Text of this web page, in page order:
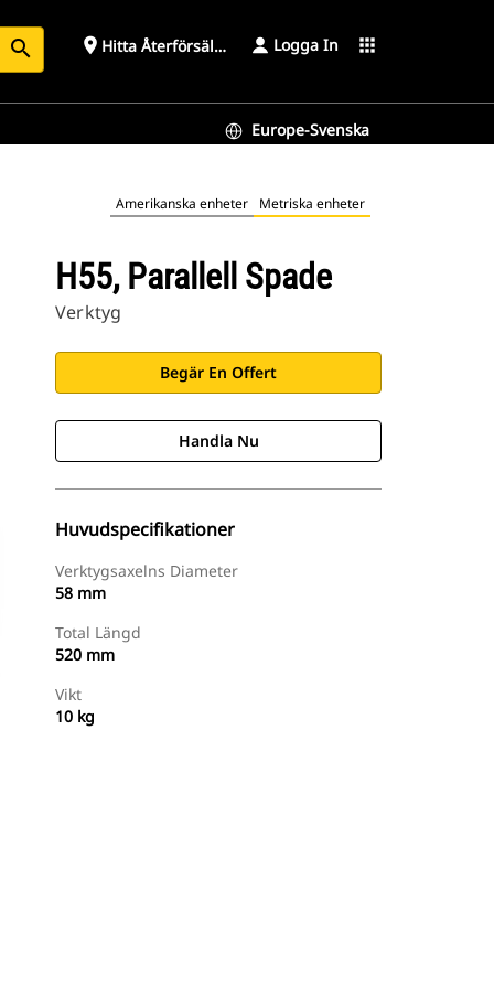
search place Hitta Återförsäljare Logga In apps
Europe-Svenska
Amerikanska enheter Metriska enheter
H55, Parallell Spade
Verktyg
Begär En Offert
Handla Nu
Huvudspecifikationer
Verktygsaxelns Diameter
58 mm
Total Längd
520 mm
Vikt
10 kg